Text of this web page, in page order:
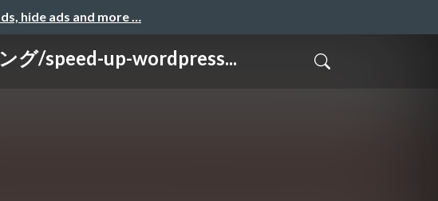
hide ads and more …
グ/speed-up-wordpress...